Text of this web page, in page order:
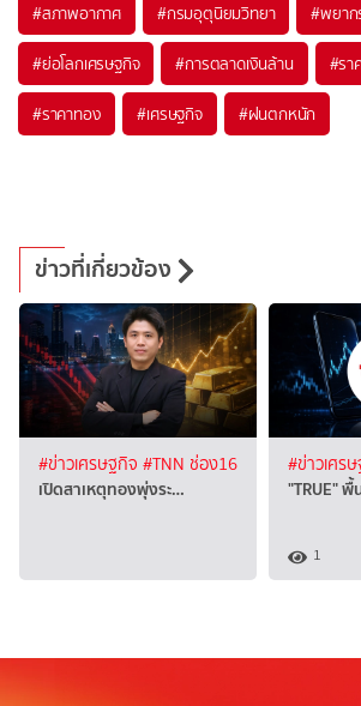
#สภาพอากาศ #กรมอุตุนิยมวิทยา #พยา
#ย่อโลกเศรษฐกิจ #การตลาดเงินล้าน #รา
#ราคาทอง #เศรษฐกิจ #ฝนตกหนัก
ข่าวที่เกี่ยวข้อง
#ข่าวเศรษฐกิจ #TNN ช่อง16
เปิดสาเหตุทองพุ่งระ…
#ข่าวเศร
"TRUE"
1